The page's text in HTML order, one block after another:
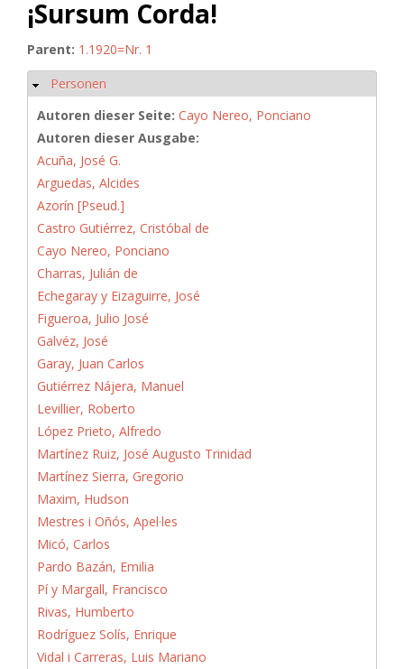
¡Sursum Corda!
Parent: 1.1920=Nr. 1
Ausblenden
Personen
Autoren dieser Seite: Cayo Nereo, Ponciano
Autoren dieser Ausgabe:
Acuña, José G.
Arguedas, Alcides
Azorín [Pseud.]
Castro Gutiérrez, Cristóbal de
Cayo Nereo, Ponciano
Charras, Julián de
Echegaray y Eizaguirre, José
Figueroa, Julio José
Galvéz, José
Garay, Juan Carlos
Gutiérrez Nájera, Manuel
Levillier, Roberto
López Prieto, Alfredo
Martínez Ruiz, José Augusto Trinidad
Martínez Sierra, Gregorio
Maxim, Hudson
Mestres i Oñós, Apel·les
Micó, Carlos
Pardo Bazán, Emilia
Pí y Margall, Francisco
Rivas, Humberto
Rodríguez Solís, Enrique
Vidal i Carreras, Luis Mariano